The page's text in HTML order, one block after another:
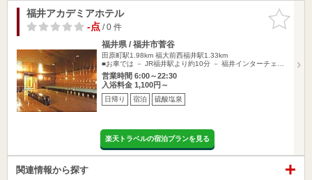
お気に入
りに追加
福井アカデミアホテル
-点/ 0 件
福井県 / 福井市菅谷
田原町駅1.98km 福大前西福井駅1.33km
■お車では － JR福井駅より約10分 － 福井インターチェ…
営業時間 6:00～22:30
入浴料金 1,100円～
日帰り 宿泊 硫酸塩泉
楽天トラベルの宿泊プランを見る
関連情報から探す